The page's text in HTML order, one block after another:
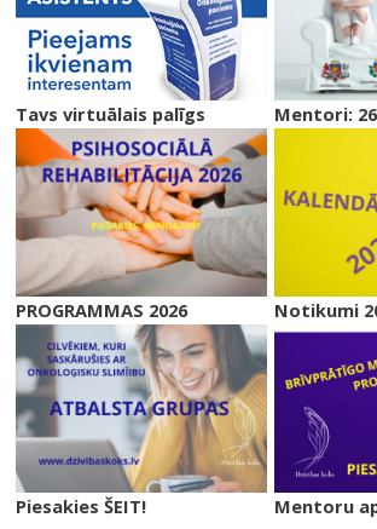
Tavs virtuālais palīgs Mentori:
PROGRAMMAS 2026 Notikumi
Piesakies ŠEIT! Mentoru